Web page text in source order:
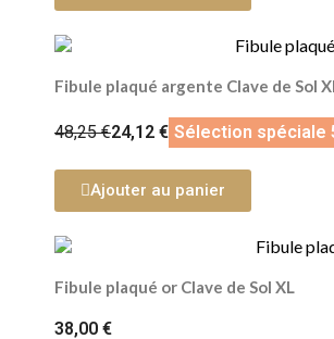
Fibule plaqué argente Clave de Sol XL
48,25 €24,12 € Sélection spéciale
Ajouter au panier
Fibule plaqué or Clave de Sol XL
38,00 €